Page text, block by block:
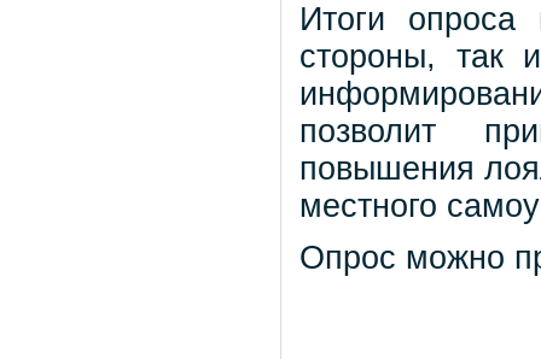
Итоги опроса
стороны, так
позволит
повышения
местного
Опрос можно